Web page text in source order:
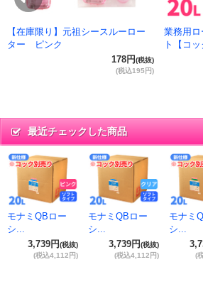
【在庫限り】元祖シースルーロー
ター ピンク
178円(税抜)
(税込195円)
業務用
ト【コッ
最近チェックした商品
モナミQBロー
シ...
3,739円(税抜)
(税込4,112円)
モナミQBロー
シ...
3,739円(税抜)
(税込4,112円)
モナミ
シ...
(